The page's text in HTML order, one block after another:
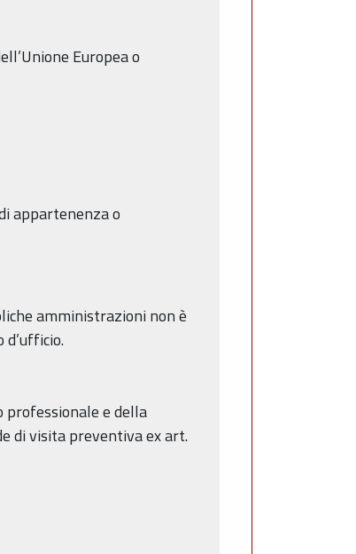
Europea o
appartenenza o
amministrazioni non è
professionale e della
di visita preventiva ex art.